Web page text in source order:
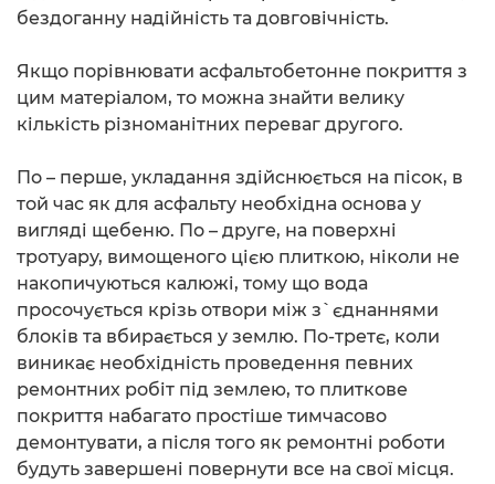
бездоганну надійність та довговічність.
Якщо порівнювати асфальтобетонне покриття з
цим матеріалом, то можна знайти велику
кількість різноманітних переваг другого.
По – перше, укладання здійснюється на пісок, в
той час як для асфальту необхідна основа у
вигляді щебеню. По – друге, на поверхні
тротуару, вимощеного цією плиткою, ніколи не
накопичуються калюжі, тому що вода
просочується крізь отвори між з`єднаннями
блоків та вбирається у землю. По-третє, коли
виникає необхідність проведення певних
ремонтних робіт під землею, то плиткове
покриття набагато простіше тимчасово
демонтувати, а після того як ремонтні роботи
будуть завершені повернути все на свої місця.